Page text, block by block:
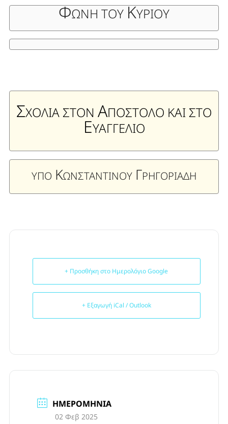
ΦΩΝΗ ΤΟΥΚΥΡΙΟΥ
ΣΧΟΛΙΑ ΣΤΟΝ ΑΠΟΣΤΟΛΟ ΚΑΙ ΣΤΟ
ΕΥΑΓΓΕΛΙΟ
ΥΠΟ ΚΩΝΣΤΑΝΤΙΝΟΥ ΓΡΗΓΟΡΙΑΔΗ
+ Προσθήκη στο Ημερολόγιο Google
+ Εξαγωγή iCal / Outlook
ΗΜΕΡΟΜΗΝΊΑ
02 Φεβ 2025